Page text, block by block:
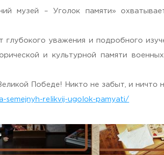
«Наука – Сервису»
музей – Уголок памяти»
уважения и подробного
и культурной памяти
Победе! Никто не забыт, и ничто
semejnyh-relikvij-ugolok-pamyati/